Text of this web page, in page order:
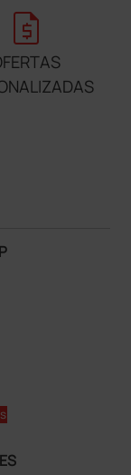
request_quote